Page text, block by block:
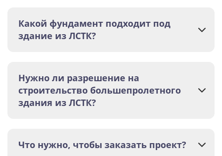
Какой фундамент подходит под
здание из ЛСТК?
Нужно ли разрешение на
строительство большепролетного
здания из ЛСТК?
Что нужно, чтобы заказать проект?